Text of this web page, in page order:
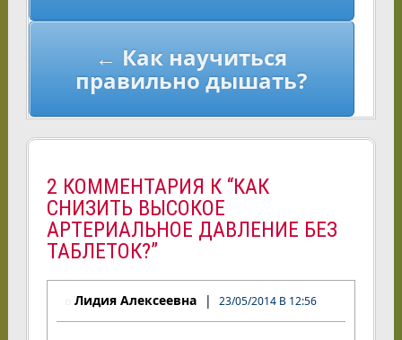
← Как научиться
правильно дышать?
2 КОММЕНТАРИЯ К “КАК
СНИЗИТЬ ВЫСОКОЕ
АРТЕРИАЛЬНОЕ ДАВЛЕНИЕ БЕЗ
ТАБЛЕТОК?”
Лидия Алексеевна 23/05/2014 В 12:56